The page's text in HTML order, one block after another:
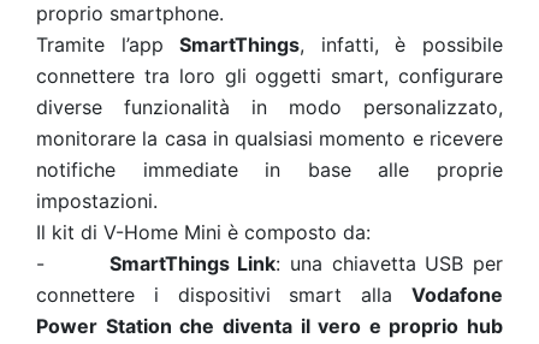
proprio smartphone.
Tramite l’appSmartThings, infatti, è possibile
connettere tra loro gli oggetti smart, configurare
diverse funzionalità in modo personalizzato,
monitorare la casa in qualsiasi momento e ricevere
notifiche immediate in base alle proprie
impostazioni.
Il kit di V-Home Mini è composto da:
- SmartThings Link: una chiavetta USB per
connettere i dispositivi smart alla Vodafone
Power Station che diventa il vero e proprio hub